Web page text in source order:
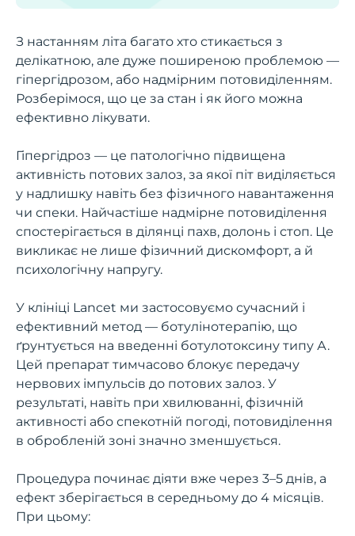
З настанням літа багато хто стикається з
делікатною, але дуже поширеною проблемою —
гіпергідрозом, або надмірним потовиділенням.
Розберімося, що це за стан і як його можна
ефективно лікувати.
Гіпергідроз — це патологічно підвищена
активність потових залоз, за якої піт виділяється
у надлишку навіть без фізичного навантаження
чи спеки. Найчастіше надмірне потовиділення
спостерігається в ділянці пахв, долонь і стоп. Це
викликає не лише фізичний дискомфорт, а й
психологічну напругу.
У клініці Lancet ми застосовуємо сучасний і
ефективний метод — ботулінотерапію, що
ґрунтується на введенні ботулотоксину типу А.
Цей препарат тимчасово блокує передачу
нервових імпульсів до потових залоз. У
результаті, навіть при хвилюванні, фізичній
активності або спекотній погоді, потовиділення
в обробленій зоні значно зменшується.
Процедура починає діяти вже через 3–5 днів, а
ефект зберігається в середньому до 4 місяців.
При цьому: